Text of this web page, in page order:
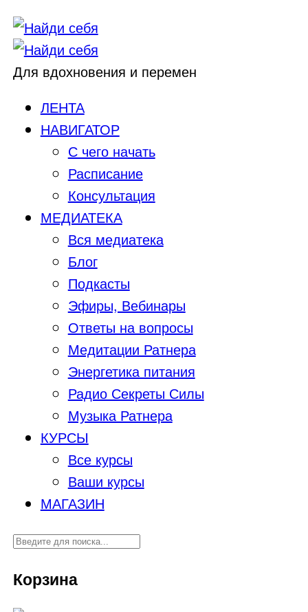
Для вдохновения и перемен
ЛЕНТА
НАВИГАТОР
С чего начать
Расписание
Консультация
МЕДИАТЕКА
Вся медиатека
Блог
Подкасты
Эфиры, Вебинары
Ответы на вопросы
Медитации Ратнера
Энергетика питания
Радио Секреты Силы
Музыка Ратнера
КУРСЫ
Все курсы
Ваши курсы
МАГАЗИН
Корзина